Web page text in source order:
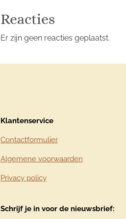
Reacties
Er zijn geen reacties geplaatst.
Klantenservice
Contactformulier
Algemene voorwaarden
Privacy policy
Schrijf je in voor de nieuwsbrief: